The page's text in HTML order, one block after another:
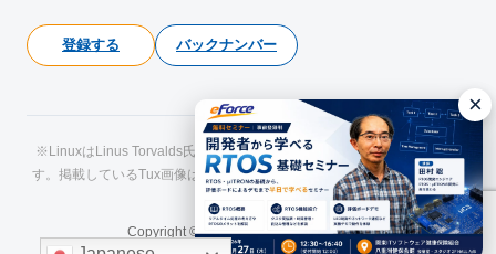
登録する バックナンバー
※LinuxはLinus Torvalds氏の日本およびその他の国における登録商標で
す。掲載しているTux画像はLarry Ewing氏およびThe GIMPによるもので
す。
Copyright © eForce All Rights Reserved.
×